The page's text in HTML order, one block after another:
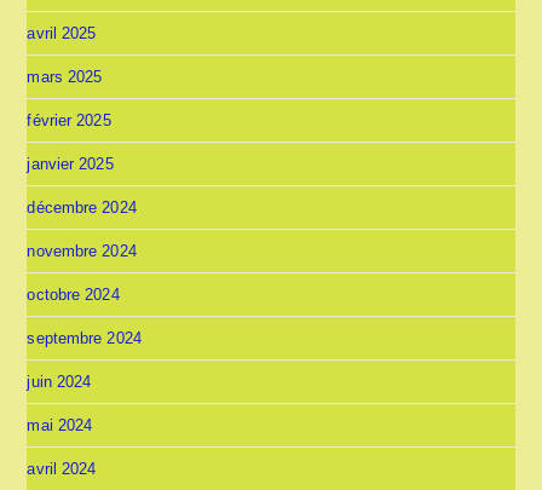
avril 2025
mars 2025
février 2025
janvier 2025
décembre 2024
novembre 2024
octobre 2024
septembre 2024
juin 2024
mai 2024
avril 2024